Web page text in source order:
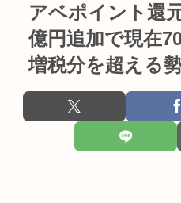
ワイ風俗とか行ったことないん
【動画】女さん「男と話してる
る」
【高市】ゴラム(56歳)、女子中
帰につい...
MARCHって高学歴なの？
【デラウェア】若者2人を誘惑
生逮捕
【悲報】「果糖」が「がん転移
男の趣味Tier表、ヤバすぎる
【画像】小倉ゆうかさん、グ
アベポイント還
億円追加で現在
増税分を超える